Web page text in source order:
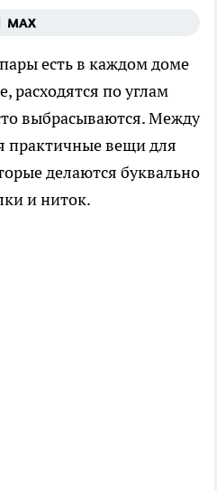
есть в каждом доме
расходятся по углам
выбрасываются. Между
практичные вещи для
делаются буквально
и ниток.